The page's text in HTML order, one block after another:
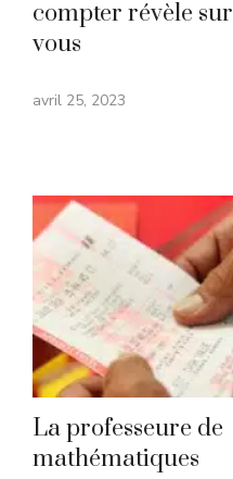
compter révèle sur
vous
avril 25, 2023
La professeure de
mathématiques